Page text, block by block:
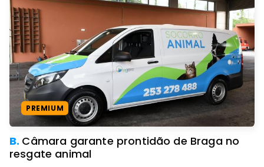
PREMIUM
B. Câmara garante prontidão de Braga no
resgate animal